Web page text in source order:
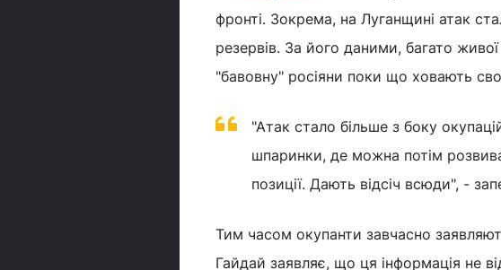
фронті. Зокрема, на Луганщині атак
резервів. За його даними, багато
"бавовну" росіяни поки що ховають
"Атак стало більше з боку
шпаринки, де можна потім
позиції. Дають відсіч всюди", -
Тим часом окупанти завчасно
Гайдай заявляє, що ця інформація не